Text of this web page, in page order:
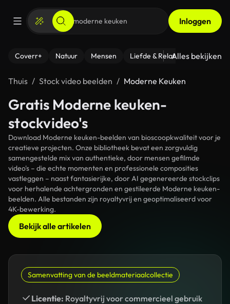
Inloggen
Coverr+ Natuur Mensen Liefde & Relaties - Fitness
Alles bekijken
Thuis Stock video beelden Moderne Keuken
Gratis Moderne keuken-
stockvideo's
Download Moderne keuken-beelden van bioscoopkwaliteit voor je
creatieve projecten. Onze bibliotheek bevat een zorgvuldig
samengestelde mix van authentieke, door mensen gefilmde
video's – die echte momenten en professionele composities
vastleggen – naast fantasierijke, door AI gegenereerde stockclips
voor herhalende achtergronden en gestileerde Moderne keuken-
beelden. Alle bestanden zijn royaltyvrij en geoptimaliseerd voor
4K-bewerking.
Bekijk alle artikelen
Samenvatting van de beeldmateriaalcollectie
Licentie: Royaltyvrij voor commercieel gebruik